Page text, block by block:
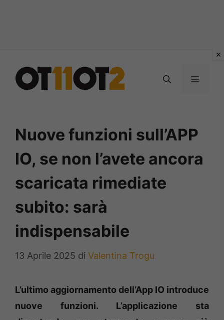
contenuto
MENU
Nuove funzioni sull’APP
IO, se non l’avete ancora
scaricata rimediate
subito: sarà
indispensabile
13 Aprile 2025 di Valentina Trogu
L’ultimo aggiornamento dell’App IO introduce
nuove funzioni. L’applicazione sta